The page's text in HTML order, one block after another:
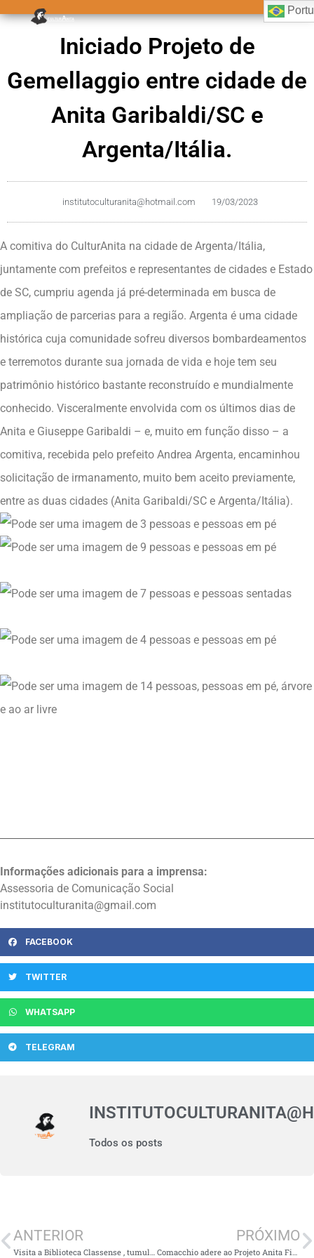
Iniciado Projeto de
Gemellaggio entre cidade de
Anita Garibaldi/SC e
Argenta/Itália.
institutoculturanita@hotmail.com 19/03/2023
A comitiva do CulturAnita na cidade de Argenta/Itália,
juntamente com prefeitos e representantes de cidades e Estado
de SC, cumpriu agenda já pré-determinada em busca de
ampliação de parcerias para a região. Argenta é uma cidade
histórica cuja comunidade sofreu diversos bombardeamentos
e terremotos durante sua jornada de vida e hoje tem seu
patrimônio histórico bastante reconstruído e mundialmente
conhecido. Visceralmente envolvida com os últimos dias de
Anita e Giuseppe Garibaldi – e, muito em função disso – a
comitiva, recebida pelo prefeito Andrea Argenta, encaminhou
solicitação de irmanamento, muito bem aceito previamente,
entre as duas cidades (Anita Garibaldi/SC e Argenta/Itália).
Informações adicionais para a imprensa:
Assessoria de Comunicação Social
institutoculturanita@gmail.com
FACEBOOK
TWITTER
WHATSAPP
TELEGRAM
Todos os posts
ANTERIOR
Visita a Biblioteca Classense , tumulo de Dante Alighieri e Fazenda em Mandriole.
PRÓXIMO
Comacchio adere ao Projeto Anita Fidelis em cerimônia junto à Comitiva Brasileira na Itália.